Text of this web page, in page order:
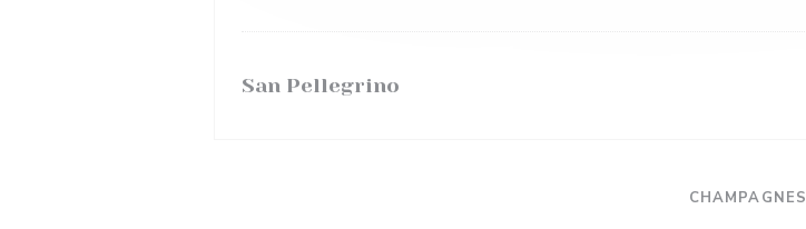
San Pellegrino
CHAMPAGNES